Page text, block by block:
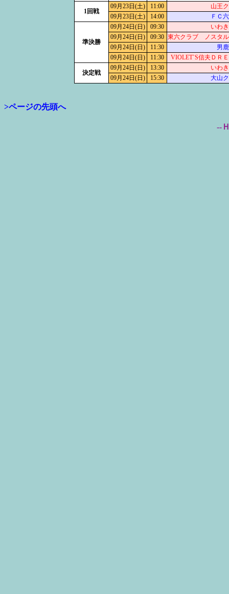
1回戦
09月23日(土) 11:00
山王
09月23日(土)
14:00 ＦＣ
準決勝
09月24日(日) 09:30
いわ
09月24日(日)
09:30 東六クラブ ノスタ
09月24日(日)
11:30
男
09月24日(日)
11:30 VIOLET`S信夫ＤＲ
決定戦
09月24日(日) 13:30
いわ
09月24日(日)
15:30 大山
>ページの先頭へ
--